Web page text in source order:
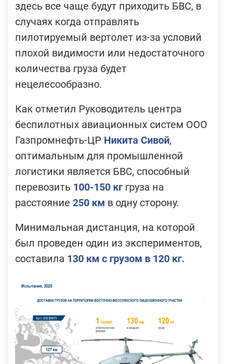
здесь все чаще будут приходить БВС, в
случаях когда отправлять
пилотируемый вертолет из-за условий
плохой видимости или недостаточного
количества груза будет
нецелесообразно.
Как отметил Руководитель центра
беспилотных авиационных систем ООО
Газпромнефть-ЦР Никита Сивой,
оптимальным для промышленной
логистики является БВС, способный
перевозить 100-150 кггруза на
расстояние 250 км в одну сторону.
Минимальная дистанция, на которой
был проведен один из экспериментов,
составила 130 км с грузом в 120 кг.